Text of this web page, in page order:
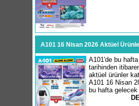
A101 16 Nisan 2026 Aktüel
A101'de bu
tarihinden
aktüel ürünler
A101 16 Nisan
bu hafta gelecek